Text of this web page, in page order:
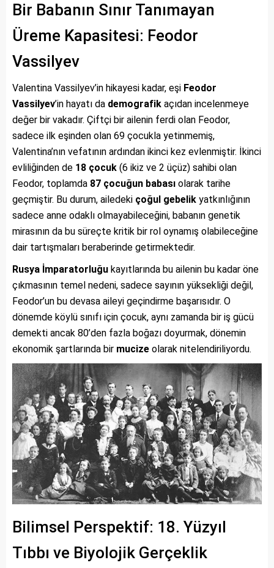
Bir Babanın Sınır Tanımayan
Üreme Kapasitesi: Feodor
Vassilyev
Valentina Vassilyev’in hikayesi kadar, eşi Feodor
Vassilyev’in hayatı da demografik açıdan incelenmeye
değer bir vakadır. Çiftçi bir ailenin ferdi olan Feodor,
sadece ilk eşinden olan 69 çocukla yetinmemiş,
Valentina’nın vefatının ardından ikinci kez evlenmiştir. İkinci
evliliğinden de 18 çocuk (6 ikiz ve 2 üçüz) sahibi olan
Feodor, toplamda 87 çocuğun babası olarak tarihe
geçmiştir. Bu durum, ailedeki çoğul gebelik yatkınlığının
sadece anne odaklı olmayabileceğini, babanın genetik
mirasının da bu süreçte kritik bir rol oynamış olabileceğine
dair tartışmaları beraberinde getirmektedir.
Rusya İmparatorluğu kayıtlarında bu ailenin bu kadar öne
çıkmasının temel nedeni, sadece sayının yüksekliği değil,
Feodor’un bu devasa aileyi geçindirme başarısıdır. O
dönemde köylü sınıfı için çocuk, aynı zamanda bir iş gücü
demekti ancak 80’den fazla boğazı doyurmak, dönemin
ekonomik şartlarında bir mucize olarak nitelendiriliyordu.
Bilimsel Perspektif: 18. Yüzyıl
Tıbbı ve Biyolojik Gerçeklik